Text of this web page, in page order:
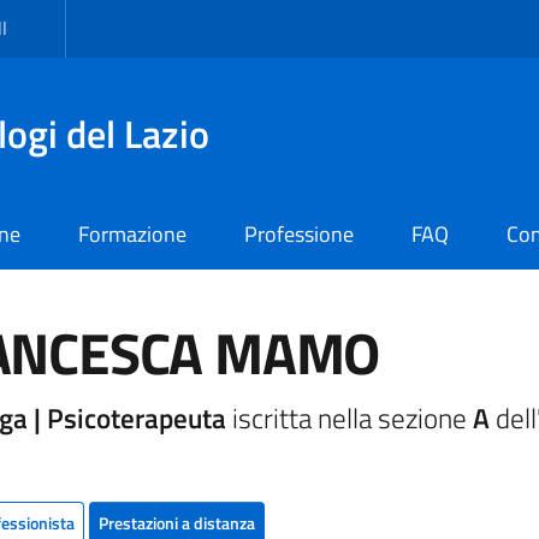
del Lazio
Formazione Professione FAQ
MAMO
| Psicoterapeuta iscritta nella sezioneA
Prestazioni a distanza